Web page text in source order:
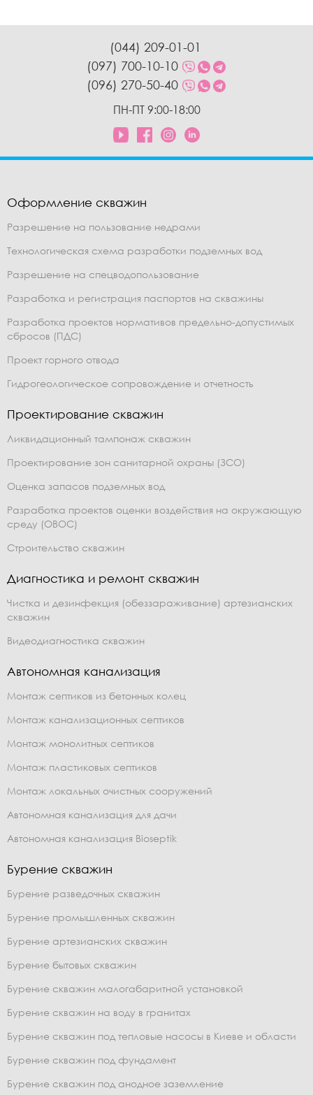
(044) 209-01-01
(097) 700-10-10
(096) 270-50-40
ПН-ПТ 9:00-18:00
Оформление скважин
Разрешение на пользование недрами
Технологическая схема разработки подземных вод
Разрешение на спецводопользование
Разработка и регистрация паспортов на скважины
Разработка проектов нормативов предельно-допустимых
сбросов (ПДС)
Проект горного отвода
Гидрогеологическое сопровождение и отчетность
Проектирование скважин
Ликвидационный тампонаж скважин
Проектирование зон санитарной охраны (ЗСО)
Оценка запасов подземных вод
Разработка проектов оценки воздействия на окружающую
среду (ОВОС)
Строительство скважин
Диагностика и ремонт скважин
Чистка и дезинфекция (обеззараживание) артезианских
скважин
Видеодиагностика скважин
Автономная канализация
Монтаж септиков из бетонных колец
Монтаж канализационных септиков
Монтаж монолитных септиков
Монтаж пластиковых септиков
Монтаж локальных очистных сооружений
Автономная канализация для дачи
Автономная канализация Bioseptik
Бурение скважин
Бурение разведочных скважин
Бурение промышленных скважин
Бурение артезианских скважин
Бурение бытовых скважин
Бурение скважин малогабаритной установкой
Бурение скважин на воду в гранитах
Бурение скважин под тепловые насосы в Киеве и области
Бурение скважин под фундамент
Бурение скважин под анодное заземление